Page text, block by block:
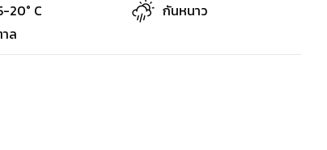
20° C
กันหนาว
ล